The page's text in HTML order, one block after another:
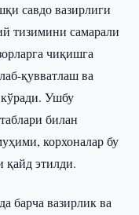
савдо вазирлиги
тизимини самарали
чиқишга
қувватлаш ва
Ушбу
билан
корхоналар бу
қайд этилди.
барча вазирлик ва